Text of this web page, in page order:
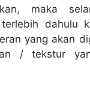
maka
dahulu
yang akan
/ tekstur